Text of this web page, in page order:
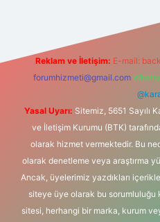
Reklam ve İletişim: E-mail:
forumhizmeti@gmail.com
Yasal Uyarı: Sitemiz, 5651 Sayılı
ve İletişim Kurumu (BTK)
olarak hizmet vermektedir. Bu
olarak denetleme veya araştırma
Ancak, üyelerimiz yazdıkları
siteye üye olarak bu sorumluluğu
sitesi, herhangi bir marka, kurum